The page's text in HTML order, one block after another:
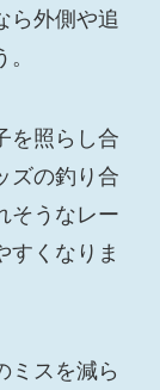
ら外側や追
を照らし合
ズの釣り合
そうなレー
すくなりま
ミスを減ら